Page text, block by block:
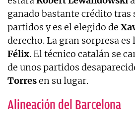
ganado bastante crédito tras
partidos y es el elegido de
derecho. La gran sorpresa es
Félix. El técnico catalán se
de unos partidos
Torresen su lugar.
Alineación del Barcelona